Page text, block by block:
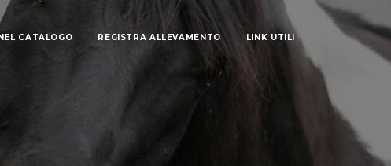
CATALOGO REGISTRA ALLEVAMENTO LINK UTILI